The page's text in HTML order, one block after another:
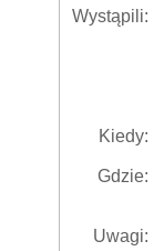
Wystąpili:
Kiedy:
Gdzie:
Uwagi: